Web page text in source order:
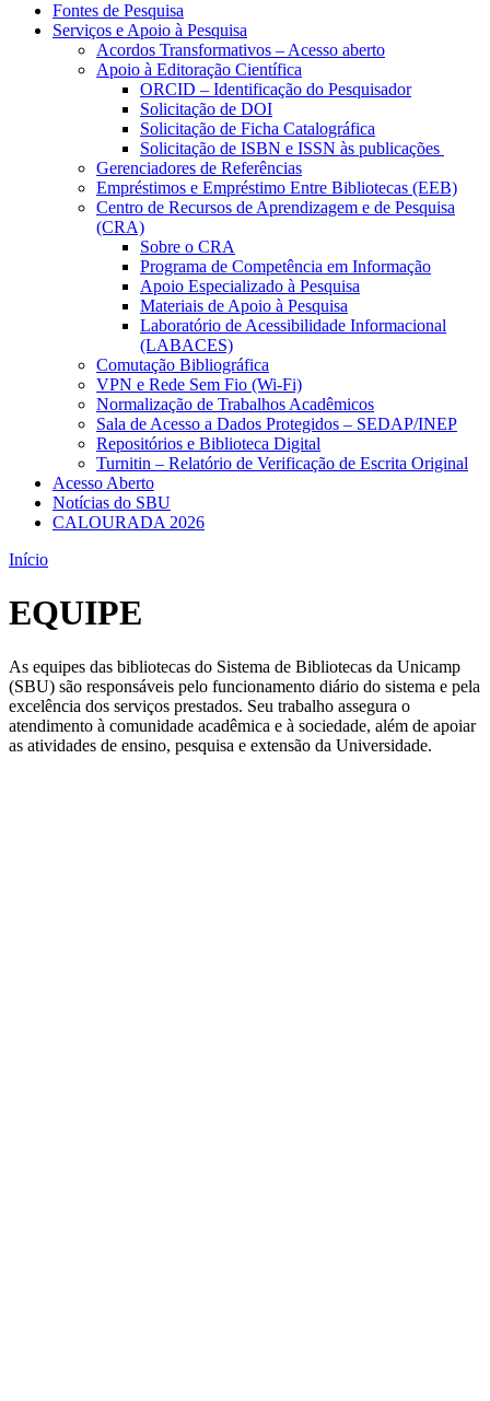
Fontes de Pesquisa
Serviços e Apoio à Pesquisa
Acordos Transformativos – Acesso aberto
Apoio à Editoração Científica
ORCID – Identificação do Pesquisador
Solicitação de DOI
Solicitação de Ficha Catalográfica
Solicitação de ISBN e ISSN às publicações
Gerenciadores de Referências
Empréstimos e Empréstimo Entre Bibliotecas (EEB)
Centro de Recursos de Aprendizagem e de Pesquisa
(CRA)
Sobre o CRA
Programa de Competência em Informação
Apoio Especializado à Pesquisa
Materiais de Apoio à Pesquisa
Laboratório de Acessibilidade Informacional
(LABACES)
Comutação Bibliográfica
VPN e Rede Sem Fio (Wi-Fi)
Normalização de Trabalhos Acadêmicos
Sala de Acesso a Dados Protegidos – SEDAP/INEP
Repositórios e Biblioteca Digital
Turnitin – Relatório de Verificação de Escrita Original
Acesso Aberto
Notícias do SBU
CALOURADA 2026
Início
EQUIPE
As equipes das bibliotecas do Sistema de Bibliotecas da Unicamp
(SBU) são responsáveis pelo funcionamento diário do sistema e pela
excelência dos serviços prestados. Seu trabalho assegura o
atendimento à comunidade acadêmica e à sociedade, além de apoiar
as atividades de ensino, pesquisa e extensão da Universidade.